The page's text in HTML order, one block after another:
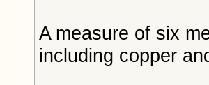
A measure of six
including copper